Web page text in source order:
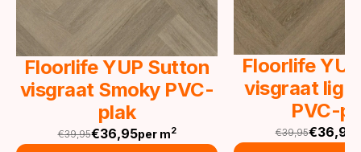
Floorlife YUP Sutton
visgraat Smoky PVC-
plak
€39,95
Oorspronkelijke
€36,95
Huidige
per m2
Floorlife
visgraat
PVC-
€39,95€36,95
Huidige